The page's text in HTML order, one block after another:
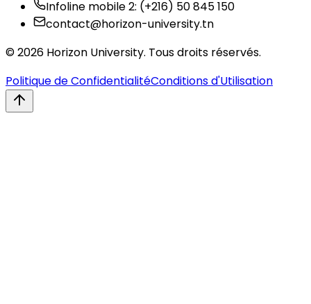
Infoline mobile 2: (+216) 50 845 150
contact@horizon-university.tn
© 2026 Horizon University. Tous droits réservés.
Politique de ConfidentialitéConditions d'Utilisation